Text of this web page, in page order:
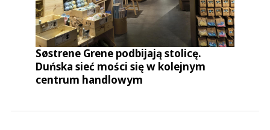
Søstrene Grene podbijają stolicę.
Duńska sieć mości się w kolejnym
centrum handlowym